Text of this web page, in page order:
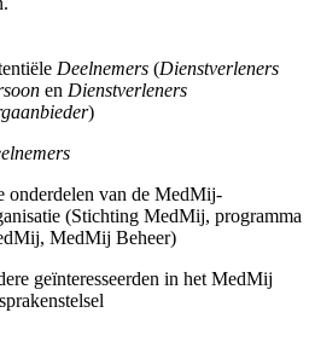
Deelnemers (Dienstverleners
en Dienstverleners
)
onderdelen van de MedMij-
(Stichting MedMij, programma
MedMij Beheer)
geïnteresseerden in het MedMij